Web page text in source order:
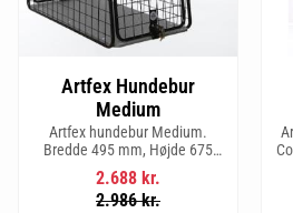
Artfex Hundebur
Medium
Artfex hundebur Medium.
Bredde 495 mm, Højde 675
mm, Dybde 830 mm og vægt 17
kg.
2.688 kr.
2.986kr.